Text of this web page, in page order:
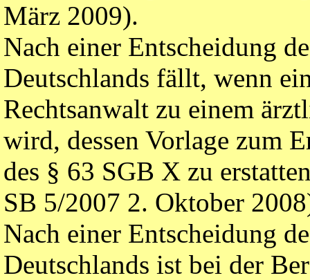
März 2009).
Nach einer Entscheidung
Deutschlands fällt, wenn
Rechtsanwalt zu einem
wird, dessen Vorlage zum
des § 63 SGB X zu
SB 5/2007 2. Oktober
Nach einer Entscheidung
Deutschlands ist bei der